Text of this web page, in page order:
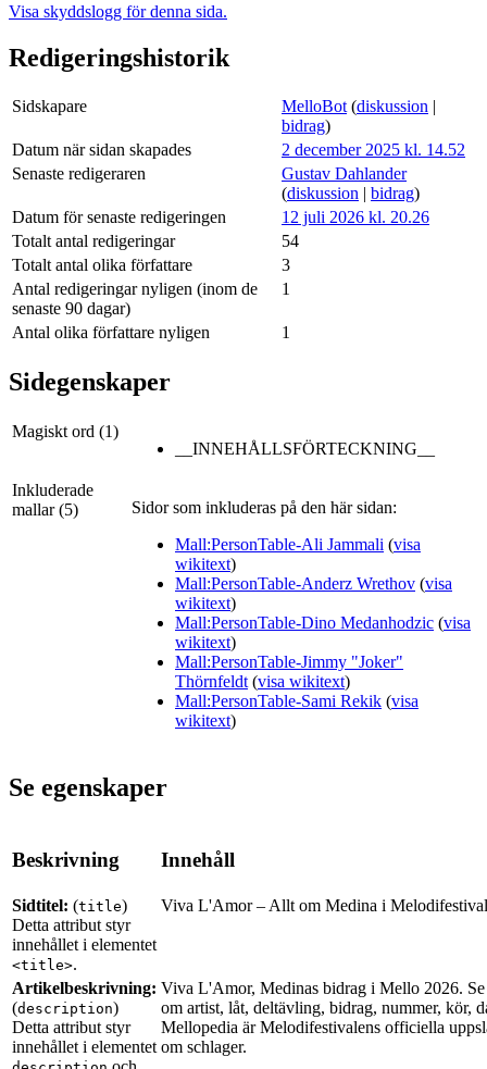
Visa skyddslogg för denna sida.
Redigeringshistorik
Sidskapare MelloBot (diskussion |
bidrag)
Datum när sidan skapades
2 december 2025 kl. 14.52
Senaste redigeraren
Gustav Dahlander
(diskussion | bidrag)
Datum för senaste redigeringen
12 juli 2026 kl. 20.26
Totalt antal redigeringar
54
Totalt antal olika författare
3
Antal redigeringar nyligen (inom de
senaste 90 dagar)
1
Antal olika författare nyligen 1
Sidegenskaper
Magiskt ord (1)
__INNEHÅLLSFÖRTECKNING__
Inkluderade
mallar (5)
Sidor som inkluderas på den här sidan:
Mall:PersonTable-Ali Jammali (visa
wikitext)
Mall:PersonTable-Anderz Wrethov (visa
wikitext)
Mall:PersonTable-Dino Medanhodzic (visa
wikitext)
Mall:PersonTable-Jimmy "Joker"
Thörnfeldt (visa wikitext)
Mall:PersonTable-Sami Rekik (visa
wikitext)
Se egenskaper
Beskrivning Innehåll
Sidtitel: (title)
Detta attribut styr
innehållet i elementet
<title>.
Viva L'Amor – Allt om Medina i
Artikelbeskrivning:
(description)
Detta attribut styr
innehållet i elementet
Viva L'Amor, Medinas bidrag i Mello 2026. Se
om artist, låt, deltävling, bidrag, nummer, kör,
Mellopedia är Melodifestivalens officiella
om schlager.